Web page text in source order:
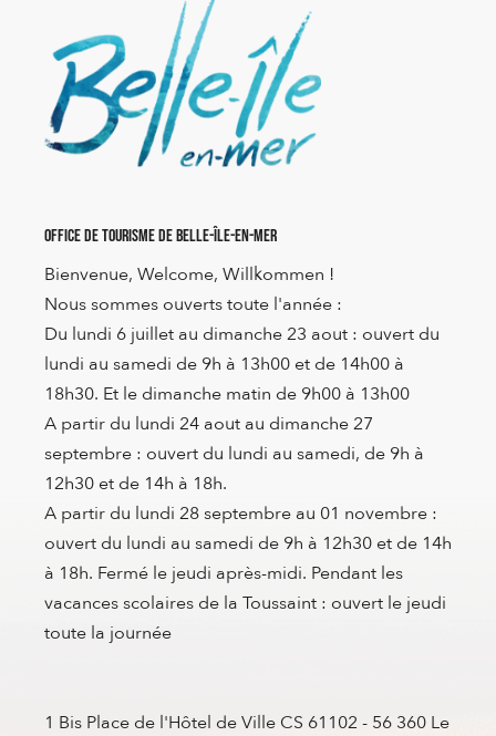
Office de Tourisme de Belle-Île-en-Mer
Bienvenue, Welcome, Willkommen !
Nous sommes ouverts toute l'année :
Du lundi 6 juillet au dimanche 23 aout : ouvert du
lundi au samedi de 9h à 13h00 et de 14h00 à
18h30. Et le dimanche matin de 9h00 à 13h00
A partir du lundi 24 aout au dimanche 27
septembre : ouvert du lundi au samedi, de 9h à
12h30 et de 14h à 18h.
A partir du lundi 28 septembre au 01 novembre :
ouvert du lundi au samedi de 9h à 12h30 et de 14h
à 18h. Fermé le jeudi après-midi. Pendant les
vacances scolaires de la Toussaint : ouvert le jeudi
toute la journée
1 Bis Place de l'Hôtel de Ville CS 61102 - 56 360 Le